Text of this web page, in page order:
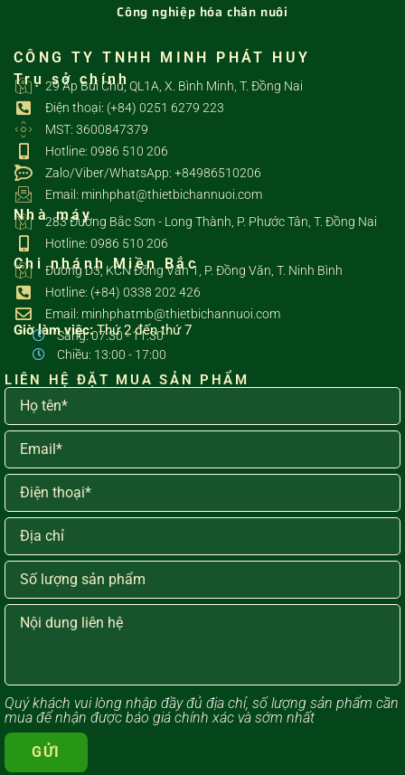
Công nghiệp hóa chăn nuôi
CÔNG TY TNHH MINH PHÁT HUY
Trụ sở chính
29 Ấp Bùi Chu, QL1A, X. Bình Minh, T. Đồng Nai
Điện thoại: (+84) 0251 6279 223
MST: 3600847379
Hotline: 0986 510 206
Zalo/Viber/WhatsApp: +84986510206
Email: minhphat@thietbichannuoi.com
Nhà máy
283 Đường Bắc Sơn - Long Thành, P. Phước Tân, T. Đồng Nai
Hotline: 0986 510 206
Chi nhánh Miền Bắc
Đường D3, KCN Đồng Văn 1, P. Đồng Văn, T. Ninh Bình
Hotline: (+84) 0338 202 426
Email: minhphatmb@thietbichannuoi.com
Giờ làm việc:Thứ 2 đến thứ 7
Sáng: 07:30 - 11:30
Chiều: 13:00 - 17:00
LIÊN HỆ ĐẶT MUA SẢN PHẨM
Quý khách vui lòng ​nhập đầy đủ địa chỉ, số lượng sản phẩm cần
mua để nhận được báo giá chính xác và sớm nhất